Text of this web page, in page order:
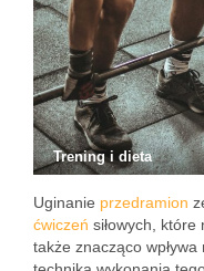
Trening i dieta
Uginanie przedramion
ćwiczeń siłowych, które
także znacząco wpływa